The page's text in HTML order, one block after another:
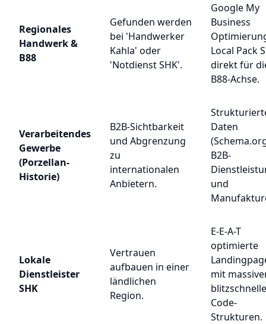
Regionales
Handwerk &
B88
Gefunden werden
bei 'Handwerker
Kahla' oder
'Notdienst SHK'.
Google My
Business
Local Pack
direkt für
B88-Achse.
Verarbeitendes
Gewerbe
(Porzellan-
Historie)
B2B-Sichtbarkeit
und Abgrenzung
zu
internationalen
Anbietern.
Daten
B2B-
und
Lokale
Dienstleister
SHK
Vertrauen
aufbauen in einer
ländlichen
Region.
E-E-A-T
optimierte
mit
Code-
Strukturen.